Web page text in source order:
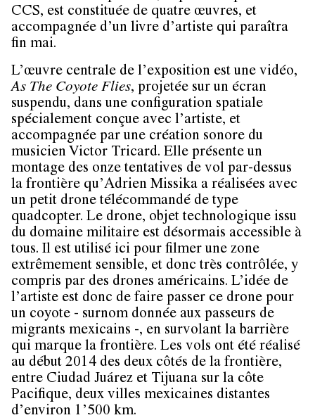
CCS, est constituée de quatre œuvres, et
accompagnée d’un livre d’artiste qui paraîtra
fin mai.
L’œuvre centrale de l’exposition est une vidéo,
As The Coyote Flies, projetée sur un écran
suspendu, dans une configuration spatiale
spécialement conçue avec l’artiste, et
accompagnée par une création sonore du
musicien Victor Tricard. Elle présente un
montage des onze tentatives de vol par-dessus
la frontière qu’Adrien Missika a réalisées avec
un petit drone télécommandé de type
quadcopter. Le drone, objet technologique issu
du domaine militaire est désormais accessible à
tous. Il est utilisé ici pour filmer une zone
extrêmement sensible, et donc très contrôlée, y
compris par des drones américains. L’idée de
l’artiste est donc de faire passer ce drone pour
un coyote - surnom donnée aux passeurs de
migrants mexicains -, en survolant la barrière
qui marque la frontière. Les vols ont été réalisé
au début 2014 des deux côtés de la frontière,
entre Ciudad Juárez et Tijuana sur la côte
Pacifique, deux villes mexicaines distantes
d’environ 1’500 km.